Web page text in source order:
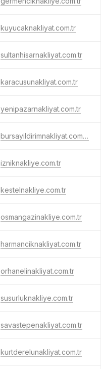
kuyucaknakliyat.com.tr
sultanhisarnakliyat.com.tr
karacusunakliyat.com.tr
yenipazarnakliyat.com.tr
bursayildirimnakliyat.com.tr
izniknakliye.com.tr
kestelnakliye.com.tr
osmangazinakliye.com.tr
harmanciknakliyat.com.tr
orhanelinakliyat.com.tr
susurluknakliye.com.tr
savastepenakliyat.com.tr
kurtderelunakliyat.com.tr